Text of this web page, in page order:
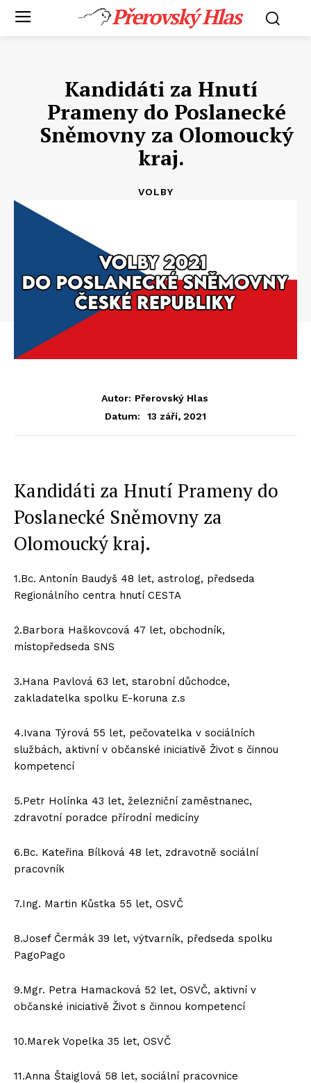
Přerovský Hlas
Kandidáti za Hnutí
Prameny do Poslanecké
Sněmovny za Olomoucký
kraj.
VOLBY
Autor: Přerovský Hlas
Datum:
13 září, 2021
Kandidáti za Hnutí Prameny do
Poslanecké Sněmovny za
Olomoucký kraj.
1.Bc. Antonín Baudyš 48 let, astrolog, předseda
Regionálního centra hnutí CESTA
2.Barbora Haškovcová 47 let, obchodník,
místopředseda SNS
3.Hana Pavlová 63 let, starobní důchodce,
zakladatelka spolku E-koruna z.s
4.Ivana Týrová 55 let, pečovatelka v sociálních
službách, aktivní v občanské iniciativě Život s činnou
kompetencí
5.Petr Holínka 43 let, železniční zaměstnanec,
zdravotní poradce přírodní medicíny
6.Bc. Kateřina Bílková 48 let, zdravotně sociální
pracovník
7.Ing. Martin Kůstka 55 let, OSVČ
8.Josef Čermák 39 let, výtvarník, předseda spolku
PagoPago
9.Mgr. Petra Hamacková 52 let, OSVČ, aktivní v
občanské iniciativě Život s činnou kompetencí
10.Marek Vopelka 35 let, OSVČ
11.Anna Štaiglová 58 let, sociální pracovnice